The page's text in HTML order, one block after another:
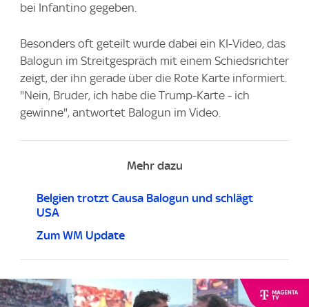
bei Infantino gegeben.
Besonders oft geteilt wurde dabei ein KI-Video, das
Balogun im Streitgespräch mit einem Schiedsrichter
zeigt, der ihn gerade über die Rote Karte informiert.
"Nein, Bruder, ich habe die Trump-Karte - ich
gewinne", antwortet Balogun im Video.
Mehr dazu
Belgien trotzt Causa Balogun und schlägt
USA
Zum WM Update